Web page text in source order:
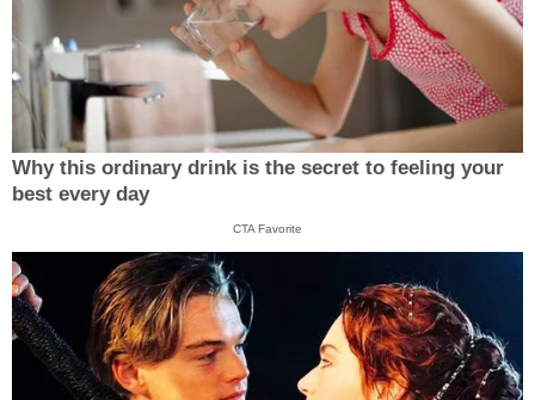
Why this ordinary drink is the secret to feeling your
best every day
CTA Favorite